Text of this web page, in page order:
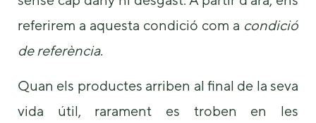
referirem a aquesta condició com a condició
de referència.
Quan els productes arriben al final de la seva
vida útil, rarament es troben en les